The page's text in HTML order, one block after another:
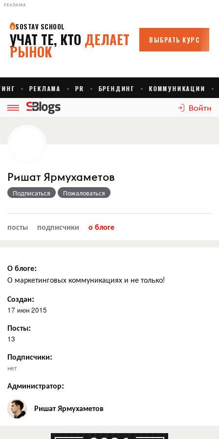
РЕКЛАМА
Войти
Ришат Ярмухаметов
Подписаться Пожаловаться
посты подписчики о блоге
О блоге:
О маркетинговых коммуникациях и не только!
Создан:
17 июн 2015
Посты:
13
Подписчики:
нет
Администратор:
Ришат Ярмухаметов